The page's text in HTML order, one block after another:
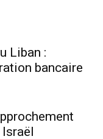
Liban :
bancaire